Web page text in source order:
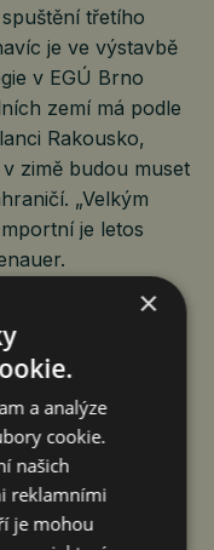
třetího
je ve výstavbě
v EGÚ Brno
zemí má podle
Rakousko,
zimě budou muset
„Velkým
je letos
v Evropě je ze
své loňské
Následuje
Významná část
do Itálie,
×
a analýze
cookie.
našich
reklamními
je mohou